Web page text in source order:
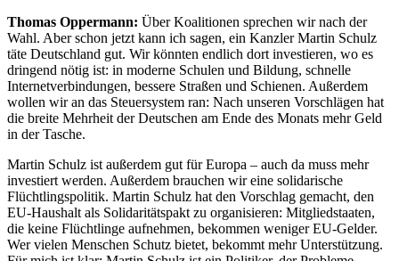
Thomas Oppermann: Über Koalitionen sprechen wir nach der
Wahl. Aber schon jetzt kann ich sagen, ein Kanzler Martin Schulz
täte Deutschland gut. Wir könnten endlich dort investieren, wo es
dringend nötig ist: in moderne Schulen und Bildung, schnelle
Internetverbindungen, bessere Straßen und Schienen. Außerdem
wollen wir an das Steuersystem ran: Nach unseren Vorschlägen hat
die breite Mehrheit der Deutschen am Ende des Monats mehr Geld
in der Tasche.
Martin Schulz ist außerdem gut für Europa – auch da muss mehr
investiert werden. Außerdem brauchen wir eine solidarische
Flüchtlingspolitik. Martin Schulz hat den Vorschlag gemacht, den
EU-Haushalt als Solidaritätspakt zu organisieren: Mitgliedstaaten,
die keine Flüchtlinge aufnehmen, bekommen weniger EU-Gelder.
Wer vielen Menschen Schutz bietet, bekommt mehr Unterstützung.